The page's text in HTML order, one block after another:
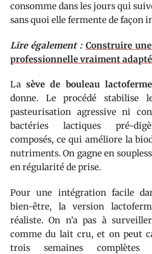
consomme dans les jours qui
sans quoi elle fermente de façon
Lire également : Construire
professionnelle vraiment
Lasève de bouleau
donne. Le procédé stabilise
pasteurisation agressive ni
bactéries lactiques pré-
composés, ce qui améliore la
nutriments. On gagne en
en régularité de prise.
Pour une intégration facile
bien-être, la version
réaliste. On n’a pas à
comme du lait cru, et on peut
trois semaines complètes